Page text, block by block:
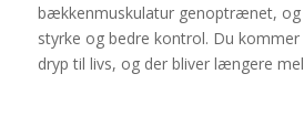
bækkenmuskulatur genoptrænet, og
styrke og bedre kontrol. Du kommer
dryp til livs, og der bliver længere